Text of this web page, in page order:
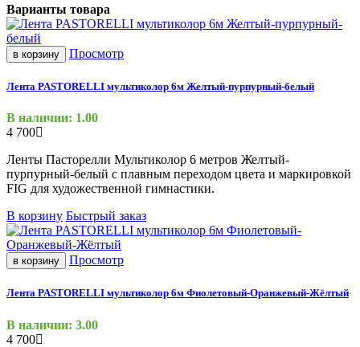
Варианты товара
в корзину Просмотр
Лента PASTORELLI мультиколор 6м Желтый-пурпурный-белый
В наличии: 1.00
4 700
Ленты Пасторелли Мультиколор 6 метров Желтый-
пурпурный-белый с плавным переходом цвета и маркировкой
FIG для художественной гимнастики.
В корзину Быстрый заказ
в корзину Просмотр
Лента PASTORELLI мультиколор 6м Фиолетовый-Оранжевый-Жёлтый
В наличии: 3.00
4 700